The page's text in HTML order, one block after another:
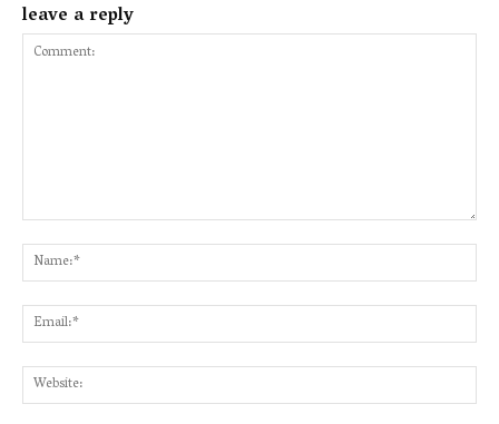
leave a reply